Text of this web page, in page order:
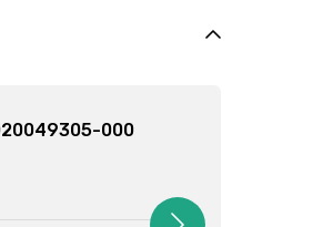
000